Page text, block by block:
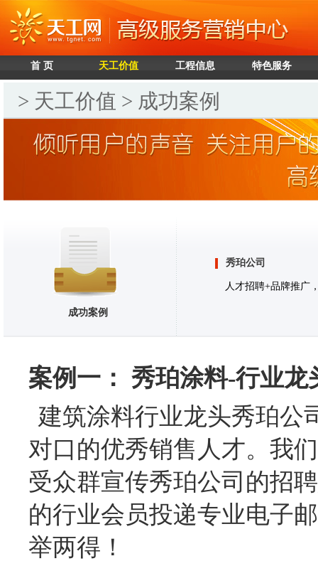
首 页 天工价值 工程信息 特色服务
> 天工价值 > 成功案例
成功案例
秀珀公司
人才招聘+品牌推广
案例一： 秀珀涂料-行业
建筑涂料行业龙头秀珀公
对口的优秀销售人才。我
受众群宣传秀珀公司的招
的行业会员投递专业电子
举两得！